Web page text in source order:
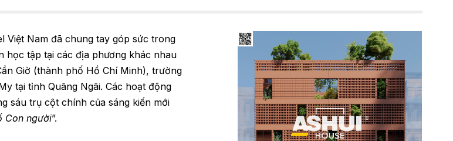
Việt Nam đã chung tay góp sức trong
học tập tại các địa phương khác nhau
Giờ (thành phố Hồ Chí Minh), trường
tại tỉnh Quãng Ngãi. Các hoạt động
sáu trụ cột chính của sáng kiến mới
Con người”.